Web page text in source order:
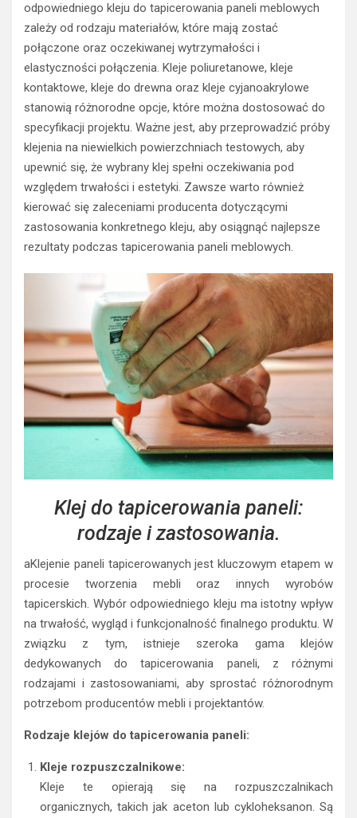
odpowiedniego kleju do tapicerowania paneli meblowych
zależy od rodzaju materiałów, które mają zostać
połączone oraz oczekiwanej wytrzymałości i
elastyczności połączenia. Kleje poliuretanowe, kleje
kontaktowe, kleje do drewna oraz kleje cyjanoakrylowe
stanowią różnorodne opcje, które można dostosować do
specyfikacji projektu. Ważne jest, aby przeprowadzić próby
klejenia na niewielkich powierzchniach testowych, aby
upewnić się, że wybrany klej spełni oczekiwania pod
względem trwałości i estetyki. Zawsze warto również
kierować się zaleceniami producenta dotyczącymi
zastosowania konkretnego kleju, aby osiągnąć najlepsze
rezultaty podczas tapicerowania paneli meblowych.
Klej do tapicerowania paneli:
rodzaje i zastosowania.
aKlejenie paneli tapicerowanych jest kluczowym etapem w
procesie tworzenia mebli oraz innych wyrobów
tapicerskich. Wybór odpowiedniego kleju ma istotny wpływ
na trwałość, wygląd i funkcjonalność finalnego produktu. W
związku z tym, istnieje szeroka gama klejów
dedykowanych do tapicerowania paneli, z różnymi
rodzajami i zastosowaniami, aby sprostać różnorodnym
potrzebom producentów mebli i projektantów.
Rodzaje klejów do tapicerowania paneli:
Kleje rozpuszczalnikowe:
Kleje te opierają się na rozpuszczalnikach
organicznych, takich jak aceton lub cykloheksanon. Są